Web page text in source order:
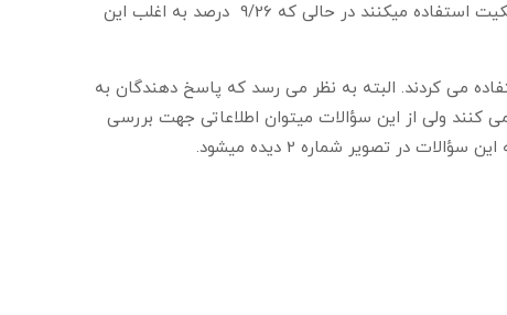
ای مطرح شد. 3/39 درصد بیان کردند که گاهی برای دیدن دوستان از اسکیت استفاده میکنند در حالی که 9/26 درصد به اغلب این
استفاده می کردند. البته به نظر می رسد که پاسخ دهندگان به
ولی از این سؤالات میتوان اطلاعاتی جهت بررسی
در تصویر شماره 2 دیده میشود.